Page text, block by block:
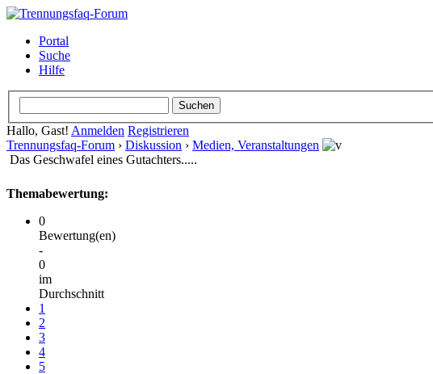
Portal
Suche
Hilfe
Hallo, Gast! Anmelden Registrieren
Trennungsfaq-Forum › Diskussion › Medien, Veranstaltungen
Das Geschwafel eines Gutachters.....
Themabewertung:
0
Bewertung(en)
-
0
im
Durchschnitt
1
2
3
4
5